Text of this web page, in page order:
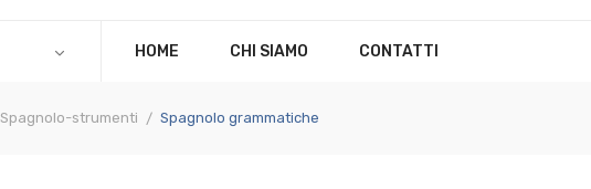
HOME CHI SIAMO CONTATTI
Spagnolo-strumenti Spagnolo grammatiche